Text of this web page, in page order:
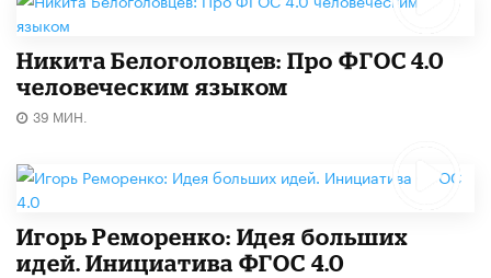
Никита Белоголовцев: Про ФГОС 4.0
человеческим языком
39 МИН.
Игорь Реморенко: Идея больших
идей. Инициатива ФГОС 4.0